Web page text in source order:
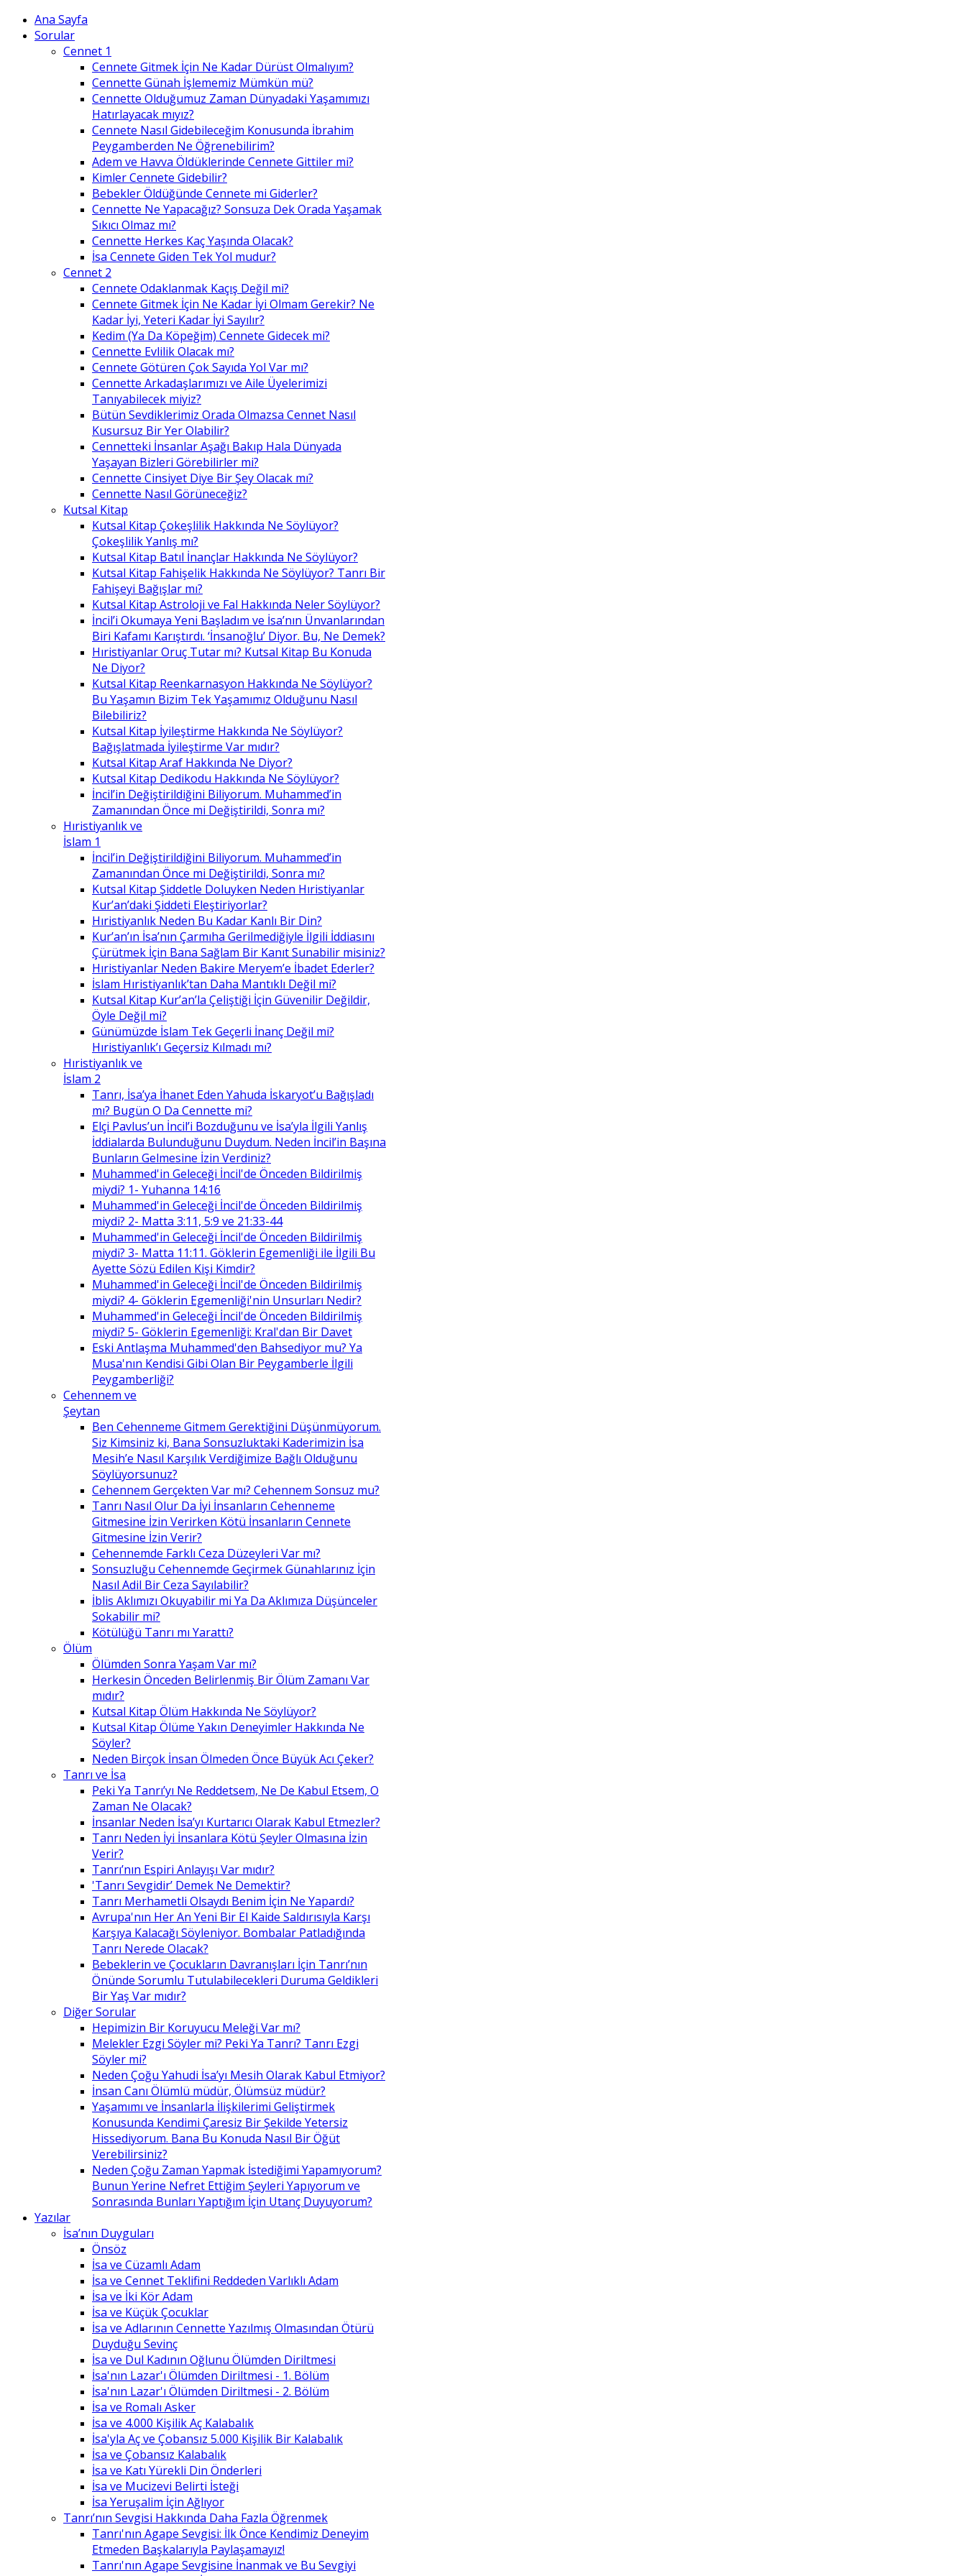
Ana Sayfa
Sorular
Cennet 1
Cennete Gitmek İçin Ne Kadar Dürüst Olmalıyım?
Cennette Günah İşlememiz Mümkün mü?
Cennette Olduğumuz Zaman Dünyadaki Yaşamımızı
Hatırlayacak mıyız?
Cennete Nasıl Gidebileceğim Konusunda İbrahim
Peygamberden Ne Öğrenebilirim?
Adem ve Havva Öldüklerinde Cennete Gittiler mi?
Kimler Cennete Gidebilir?
Bebekler Öldüğünde Cennete mi Giderler?
Cennette Ne Yapacağız? Sonsuza Dek Orada Yaşamak
Sıkıcı Olmaz mı?
Cennette Herkes Kaç Yaşında Olacak?
İsa Cennete Giden Tek Yol mudur?
Cennet 2
Cennete Odaklanmak Kaçış Değil mi?
Cennete Gitmek İçin Ne Kadar İyi Olmam Gerekir? Ne
Kadar İyi, Yeteri Kadar İyi Sayılır?
Kedim (Ya Da Köpeğim) Cennete Gidecek mi?
Cennette Evlilik Olacak mı?
Cennete Götüren Çok Sayıda Yol Var mı?
Cennette Arkadaşlarımızı ve Aile Üyelerimizi
Tanıyabilecek miyiz?
Bütün Sevdiklerimiz Orada Olmazsa Cennet Nasıl
Kusursuz Bir Yer Olabilir?
Cennetteki İnsanlar Aşağı Bakıp Hala Dünyada
Yaşayan Bizleri Görebilirler mi?
Cennette Cinsiyet Diye Bir Şey Olacak mı?
Cennette Nasıl Görüneceğiz?
Kutsal Kitap
Kutsal Kitap Çokeşlilik Hakkında Ne Söylüyor?
Çokeşlilik Yanlış mı?
Kutsal Kitap Batıl İnançlar Hakkında Ne Söylüyor?
Kutsal Kitap Fahişelik Hakkında Ne Söylüyor? Tanrı Bir
Fahişeyi Bağışlar mı?
Kutsal Kitap Astroloji ve Fal Hakkında Neler Söylüyor?
İncil’i Okumaya Yeni Başladım ve İsa’nın Ünvanlarından
Biri Kafamı Karıştırdı. ‘İnsanoğlu’ Diyor. Bu, Ne Demek?
Hıristiyanlar Oruç Tutar mı? Kutsal Kitap Bu Konuda
Ne Diyor?
Kutsal Kitap Reenkarnasyon Hakkında Ne Söylüyor?
Bu Yaşamın Bizim Tek Yaşamımız Olduğunu Nasıl
Bilebiliriz?
Kutsal Kitap İyileştirme Hakkında Ne Söylüyor?
Bağışlatmada İyileştirme Var mıdır?
Kutsal Kitap Araf Hakkında Ne Diyor?
Kutsal Kitap Dedikodu Hakkında Ne Söylüyor?
İncil’in Değiştirildiğini Biliyorum. Muhammed’in
Zamanından Önce mi Değiştirildi, Sonra mı?
Hıristiyanlık ve
İslam 1
İncil’in Değiştirildiğini Biliyorum. Muhammed’in
Zamanından Önce mi Değiştirildi, Sonra mı?
Kutsal Kitap Şiddetle Doluyken Neden Hıristiyanlar
Kur’an’daki Şiddeti Eleştiriyorlar?
Hıristiyanlık Neden Bu Kadar Kanlı Bir Din?
Kur’an’ın İsa’nın Çarmıha Gerilmediğiyle İlgili İddiasını
Çürütmek İçin Bana Sağlam Bir Kanıt Sunabilir misiniz?
Hıristiyanlar Neden Bakire Meryem’e İbadet Ederler?
İslam Hıristiyanlık’tan Daha Mantıklı Değil mi?
Kutsal Kitap Kur’an’la Çeliştiği İçin Güvenilir Değildir,
Öyle Değil mi?
Günümüzde İslam Tek Geçerli İnanç Değil mi?
Hıristiyanlık’ı Geçersiz Kılmadı mı?
Hıristiyanlık ve
İslam 2
Tanrı, İsa’ya İhanet Eden Yahuda İskaryot’u Bağışladı
mı? Bugün O Da Cennette mi?
Elçi Pavlus’un İncil’i Bozduğunu ve İsa’yla İlgili Yanlış
İddialarda Bulunduğunu Duydum. Neden İncil’in Başına
Bunların Gelmesine İzin Verdiniz?
Muhammed'in Geleceği İncil'de Önceden Bildirilmiş
miydi? 1- Yuhanna 14:16
Muhammed'in Geleceği İncil'de Önceden Bildirilmiş
miydi? 2- Matta 3:11, 5:9 ve 21:33-44
Muhammed'in Geleceği İncil'de Önceden Bildirilmiş
miydi? 3- Matta 11:11. Göklerin Egemenliği ile İlgili Bu
Ayette Sözü Edilen Kişi Kimdir?
Muhammed'in Geleceği İncil'de Önceden Bildirilmiş
miydi? 4- Göklerin Egemenliği'nin Unsurları Nedir?
Muhammed'in Geleceği İncil'de Önceden Bildirilmiş
miydi? 5- Göklerin Egemenliği: Kral'dan Bir Davet
Eski Antlaşma Muhammed'den Bahsediyor mu? Ya
Musa'nın Kendisi Gibi Olan Bir Peygamberle İlgili
Peygamberliği?
Cehennem ve
Şeytan
Ben Cehenneme Gitmem Gerektiğini Düşünmüyorum.
Siz Kimsiniz ki, Bana Sonsuzluktaki Kaderimizin İsa
Mesih’e Nasıl Karşılık Verdiğimize Bağlı Olduğunu
Söylüyorsunuz?
Cehennem Gerçekten Var mı? Cehennem Sonsuz mu?
Tanrı Nasıl Olur Da İyi İnsanların Cehenneme
Gitmesine İzin Verirken Kötü İnsanların Cennete
Gitmesine İzin Verir?
Cehennemde Farklı Ceza Düzeyleri Var mı?
Sonsuzluğu Cehennemde Geçirmek Günahlarınız İçin
Nasıl Adil Bir Ceza Sayılabilir?
İblis Aklımızı Okuyabilir mi Ya Da Aklımıza Düşünceler
Sokabilir mi?
Kötülüğü Tanrı mı Yarattı?
Ölüm
Ölümden Sonra Yaşam Var mı?
Herkesin Önceden Belirlenmiş Bir Ölüm Zamanı Var
mıdır?
Kutsal Kitap Ölüm Hakkında Ne Söylüyor?
Kutsal Kitap Ölüme Yakın Deneyimler Hakkında Ne
Söyler?
Neden Birçok İnsan Ölmeden Önce Büyük Acı Çeker?
Tanrı ve İsa
Peki Ya Tanrı’yı Ne Reddetsem, Ne De Kabul Etsem, O
Zaman Ne Olacak?
İnsanlar Neden İsa’yı Kurtarıcı Olarak Kabul Etmezler?
Tanrı Neden İyi İnsanlara Kötü Şeyler Olmasına İzin
Verir?
Tanrı’nın Espiri Anlayışı Var mıdır?
'Tanrı Sevgidir’ Demek Ne Demektir?
Tanrı Merhametli Olsaydı Benim İçin Ne Yapardı?
Avrupa'nın Her An Yeni Bir El Kaide Saldırısıyla Karşı
Karşıya Kalacağı Söyleniyor. Bombalar Patladığında
Tanrı Nerede Olacak?
Bebeklerin ve Çocukların Davranışları İçin Tanrı’nın
Önünde Sorumlu Tutulabilecekleri Duruma Geldikleri
Bir Yaş Var mıdır?
Diğer Sorular
Hepimizin Bir Koruyucu Meleği Var mı?
Melekler Ezgi Söyler mi? Peki Ya Tanrı? Tanrı Ezgi
Söyler mi?
Neden Çoğu Yahudi İsa’yı Mesih Olarak Kabul Etmiyor?
İnsan Canı Ölümlü müdür, Ölümsüz müdür?
Yaşamımı ve İnsanlarla İlişkilerimi Geliştirmek
Konusunda Kendimi Çaresiz Bir Şekilde Yetersiz
Hissediyorum. Bana Bu Konuda Nasıl Bir Öğüt
Verebilirsiniz?
Neden Çoğu Zaman Yapmak İstediğimi Yapamıyorum?
Bunun Yerine Nefret Ettiğim Şeyleri Yapıyorum ve
Sonrasında Bunları Yaptığım İçin Utanç Duyuyorum?
Yazılar
İsa’nın Duyguları
Önsöz
İsa ve Cüzamlı Adam
İsa ve Cennet Teklifini Reddeden Varlıklı Adam
İsa ve İki Kör Adam
İsa ve Küçük Çocuklar
İsa ve Adlarının Cennette Yazılmış Olmasından Ötürü
Duyduğu Sevinç
İsa ve Dul Kadının Oğlunu Ölümden Diriltmesi
İsa'nın Lazar'ı Ölümden Diriltmesi - 1. Bölüm
İsa'nın Lazar'ı Ölümden Diriltmesi - 2. Bölüm
İsa ve Romalı Asker
İsa ve 4.000 Kişilik Aç Kalabalık
İsa'yla Aç ve Çobansız 5.000 Kişilik Bir Kalabalık
İsa ve Çobansız Kalabalık
İsa ve Katı Yürekli Din Önderleri
İsa ve Mucizevi Belirti İsteği
İsa Yeruşalim İçin Ağlıyor
Tanrı’nın Sevgisi Hakkında Daha Fazla Öğrenmek
Tanrı'nın Agape Sevgisi: İlk Önce Kendimiz Deneyim
Etmeden Başkalarıyla Paylaşamayız!
Tanrı'nın Agape Sevgisine İnanmak ve Bu Sevgiyi